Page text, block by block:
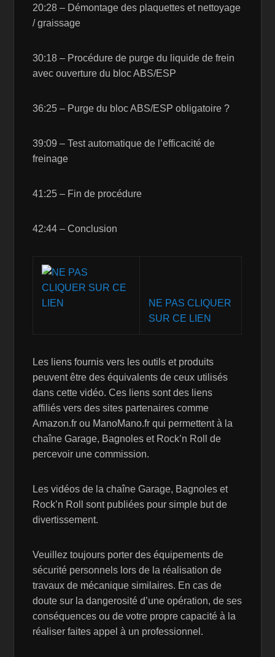
20:28 – Démontage des plaquettes et nettoyage
/ graissage
30:18 – Procédure de purge du liquide de frein
avec ouverture du bloc ABS/ESP
36:25 – Purge du bloc ABS/ESP obligatoire ?
39:09 – Test automatique de l’efficacité de
freinage
41:25 – Fin de procédure
42:44 – Conclusion
NE PAS CLIQUER
SUR CE LIEN
Les liens fournis vers les outils et produits
peuvent être des équivalents de ceux utilisés
dans cette vidéo. Ces liens sont des liens
affiliés vers des sites partenaires comme
Amazon.fr ou ManoMano.fr qui permettent à la
chaîne Garage, Bagnoles et Rock’n Roll de
percevoir une commission.
Les vidéos de la chaîne Garage, Bagnoles et
Rock’n Roll sont publiées pour simple but de
divertissement.
Veuillez toujours porter des équipements de
sécurité personnels lors de la réalisation de
travaux de mécanique similaires. En cas de
doute sur la dangerosité d’une opération, de ses
conséquences ou de votre propre capacité à la
réaliser faites appel à un professionnel.